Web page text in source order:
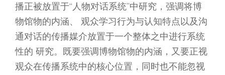
播正被放置于“人物对话系统”中研究，强调将博
物馆物的内涵、 观众学习行为与认知特点以及沟
通对话的传播媒介放置于一个整体之中进行系统
性的 研究。既要强调博物馆物的内涵，又要正视
观众在传播系统中的核心位置，同时也不能忽视